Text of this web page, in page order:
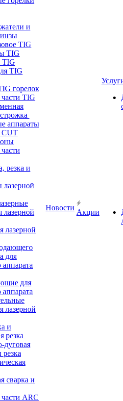
и
TIG
TIG
TIG
TIG
горелок
TIG
аппараты
резка и
лазерной
лазерной
лазерной
для
аппарата
для
аппарата
лазерной
и
резка
дуговая
резка
сварка и
ARC
Новости
Акции